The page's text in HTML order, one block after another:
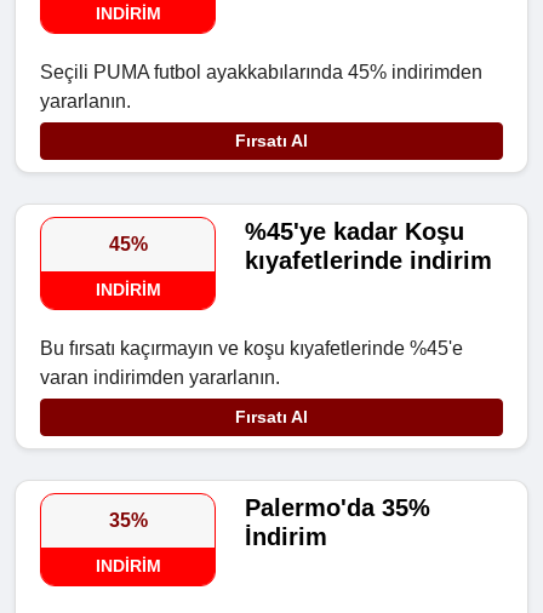
INDIRIM
Seçili PUMA futbol ayakkabılarında 45% indirimden
yararlanın.
Fırsatı Al
45%
INDIRIM
%45'ye kadar Koşu
kıyafetlerinde indirim
Bu fırsatı kaçırmayın ve koşu kıyafetlerinde %45'e
varan indirimden yararlanın.
Fırsatı Al
35%
INDIRIM
Palermo'da 35%
İndirim